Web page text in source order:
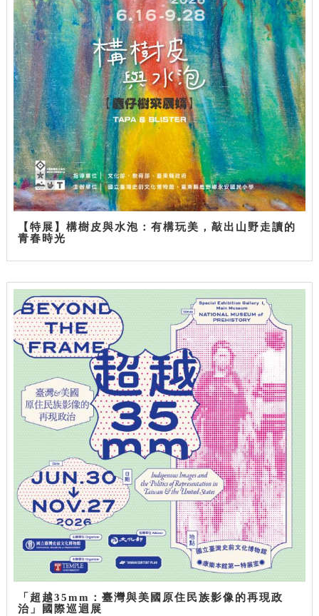
【特展】構樹皮與水泡：有構玩美，敲出山野走讀的
青春時光
「超越35mm：臺灣與美國原住民族影像的再現政
治」國際巡迴展